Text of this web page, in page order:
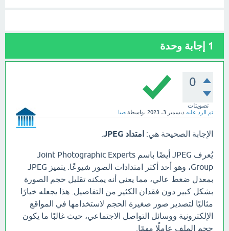
1 إجابة وحدة
0
تصويتات
تم الرد عليه ديسمبر 3، 2023 بواسطة صبا
الإجابة الصحيحة هي: امتداد JPEG
يُعرف JPEG أيضًا باسم Joint Photographic Experts
Group، وهو أحد أكثر امتدادات الصور شيوعًا. يتميز JPEG
بمعدل ضغط عالي، مما يعني أنه يمكنه تقليل حجم الصورة
بشكل كبير دون فقدان الكثير من التفاصيل. هذا يجعله خيارًا
مثاليًا لتصدير صور صغيرة الحجم لاستخدامها في المواقع
الإلكترونية ووسائل التواصل الاجتماعي، حيث غالبًا ما يكون
حجم الملف عاملًا مهمًا.